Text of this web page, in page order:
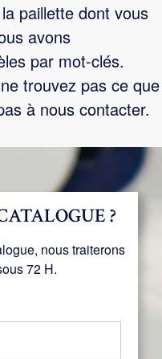
paillette dont vous
avons
par mot-clés.
trouvez pas ce que
à nous contacter.
?
nous traiterons
72 H.